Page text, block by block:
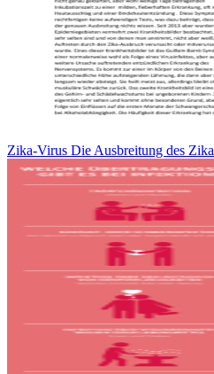
Zika-Virus Die Ausbreitung des Zika